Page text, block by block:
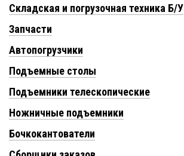
Складская и погрузочная техника Б/У
Запчасти
Автопогрузчики
Подъемные столы
Подъемники телескопические
Ножничные подъемники
Бочкокантователи